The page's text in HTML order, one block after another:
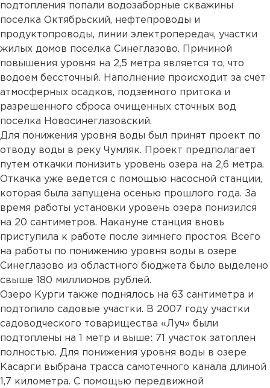
подтопления попали водозаборные скважины
поселка Октябрьский, нефтепроводы и
продуктопроводы, линии электропередач, участки
жилых домов поселка Синеглазово. Причиной
повышения уровня на 2,5 метра является то, что
водоем бессточный. Наполнение происходит за счет
атмосферных осадков, подземного притока и
разрешенного сброса очищенных сточных вод
поселка Новосинеглазовский.
Для понижения уровня воды был принят проект по
отводу воды в реку Чумляк. Проект предполагает
путем откачки понизить уровень озера на 2,6 метра.
Откачка уже ведется с помощью насосной станции,
которая была запущена осенью прошлого года. За
время работы установки уровень озера понизился
на 20 сантиметров. Накануне станция вновь
приступила к работе после зимнего простоя. Всего
на работы по понижению уровня воды в озере
Синеглазово из областного бюджета было выделено
свыше 180 миллионов рублей.
Озеро Курги также поднялось на 63 сантиметра и
подтопило садовые участки. В 2007 году участки
садоводческого товарищества «Луч» были
подтоплены на 1 метр и выше: 71 участок затоплен
полностью. Для понижения уровня воды в озере
Касарги выбрана трасса самотечного канала длиной
1,7 километра. С помощью передвижной